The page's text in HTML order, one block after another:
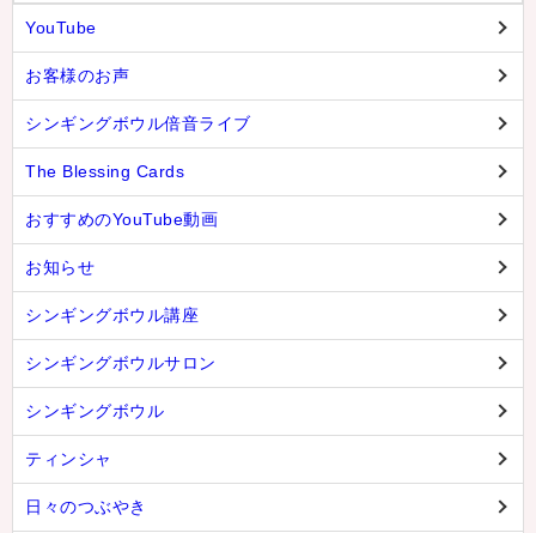
YouTube
お客様のお声
シンギングボウル倍音ライブ
The Blessing Cards
おすすめのYouTube動画
お知らせ
シンギングボウル講座
シンギングボウルサロン
シンギングボウル
ティンシャ
日々のつぶやき